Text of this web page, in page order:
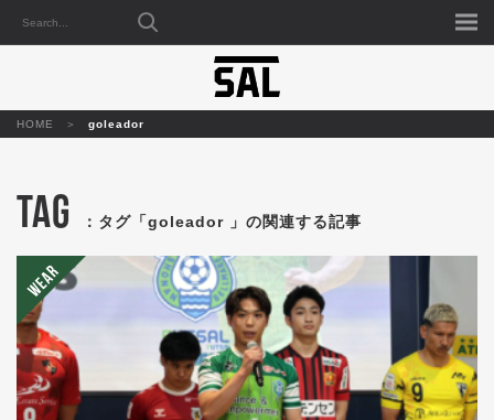
HOME goleador
TAG ：タグ「goleador 」の関連する記事